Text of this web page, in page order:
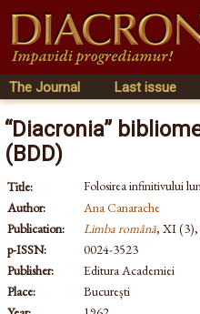
The Journal Last issue
“Diacronia”
(BDD)
Title:
Folosirea infinitivului
Author:
Ana Canarache
Publication:
Limba română, XI (3),
p-ISSN:
0024-3523
Publisher:
Editura Academiei
Place:
București